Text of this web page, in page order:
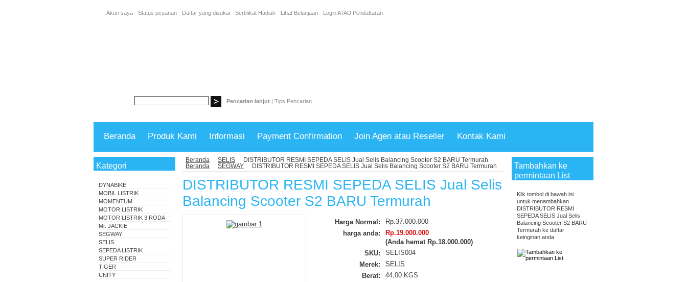
Akun saya Status pesanan Daftar yang disukai Sertifikat Hadiah Lihat Belanjaan LoginATAU Pendaftaran
Pencarian lanjut | Tips Pencarian
Beranda Produk Kami Informasi Payment Confirmation Join Agen atau Reseller Kontak Kami
Kategori
DYNABIKE
MOBIL LISTRIK
MOMENTUM
MOTOR LISTRIK
MOTOR LISTRIK 3 RODA
Mr. JACKIE
SEGWAY
SELIS
SEPEDA LISTRIK
SUPER RIDER
TIGER
UNITY
Beranda SELIS
DISTRIBUTOR RESMI SEPEDA SELIS Jual Selis Balancing Scooter S2 BARU Termurah
Beranda
SEGWAY DISTRIBUTOR RESMI SEPEDA SELIS Jual Selis Balancing Scooter S2 BARU Termurah
DISTRIBUTOR RESMI SEPEDA SELIS Jual Selis
Balancing Scooter S2 BARU Termurah
Harga Normal:
Rp.37.000.000
harga anda:
Rp.19.000.000
(Anda hemat Rp.18.000.000)
SKU:
SELIS004
Merek:
SELIS
Berat:
44,00 KGS
Tambahkan ke
permintaan List
Klik tombol di bawah ini
untuk menambahkan
DISTRIBUTOR RESMI
SEPEDA SELIS Jual Selis
Balancing Scooter S2 BARU
Termurah ke daftar
keinginan anda.